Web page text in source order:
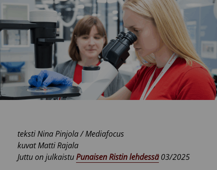
teksti Nina Pinjola / Mediafocus
kuvat Matti Rajala
Juttu on julkaistuPunaisen Ristin lehdessä03/2025